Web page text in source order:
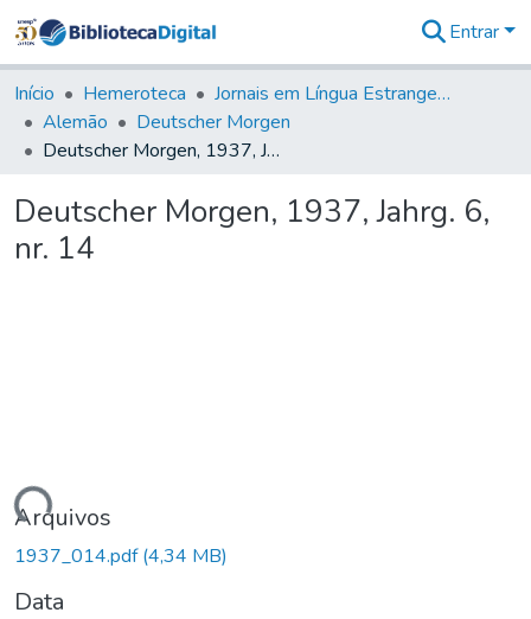
&
Coleções
Tudo na
Biblioteca
Estatísticas
Entrar
Início Hemeroteca
Jornais em Língua Estrangeira
Alemão
Deutscher Morgen
Deutscher Morgen, 1937, Jahrg. 6, nr. 14
Deutscher Morgen, 1937, Jahrg. 6,
nr. 14
Arquivos
1937_014.pdf(4,34 MB)
Data